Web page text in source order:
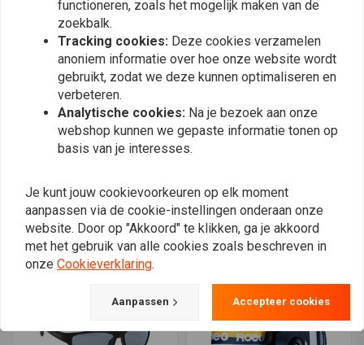
Grijs
Grijs Zwart
€64,90
functioneren, zoals het mogelijk maken van de
zoekbalk.
Tracking cookies: Deze cookies verzamelen
anoniem informatie over hoe onze website wordt
gebruikt, zodat we deze kunnen optimaliseren en
verbeteren.
Analytische cookies: Na je bezoek aan onze
webshop kunnen we gepaste informatie tonen op
basis van je interesses.
Je kunt jouw cookievoorkeuren op elk moment
aanpassen via de cookie-instellingen onderaan onze
website. Door op "Akkoord" te klikken, ga je akkoord
met het gebruik van alle cookies zoals beschreven in
onze Cookieverklaring.
Aanpassen Accepteer cookies